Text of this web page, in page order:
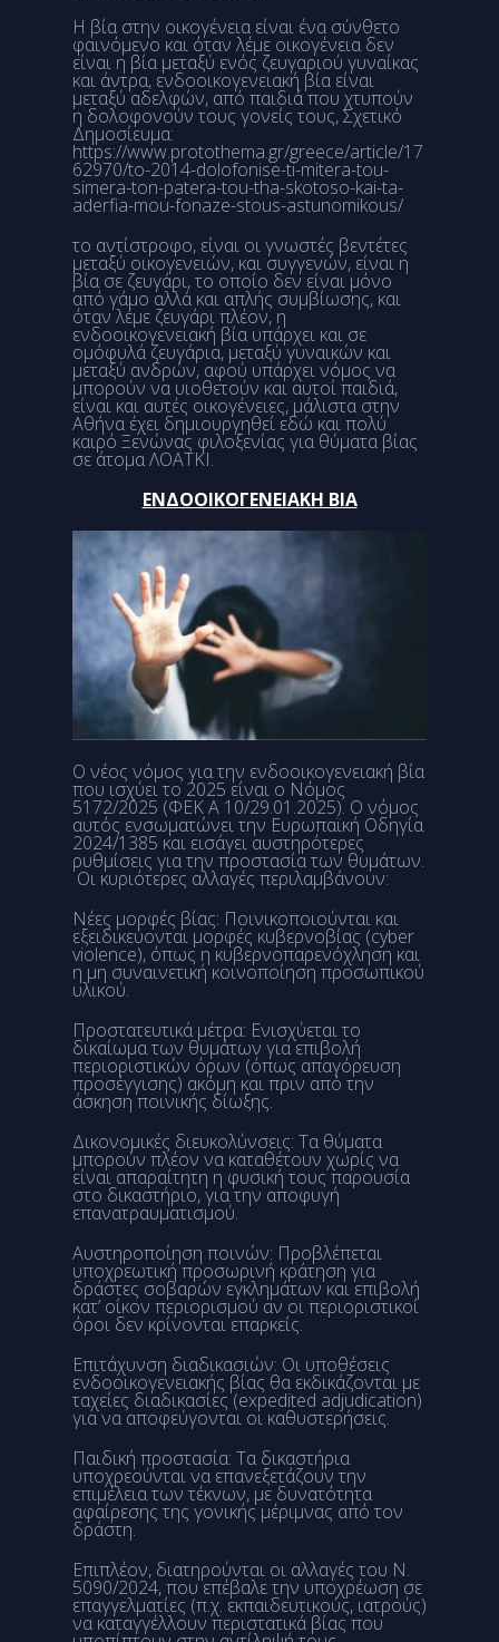
Η βία στην οικογένεια είναι ένα σύνθετο
φαινόμενο και όταν λέμε οικογένεια δεν
είναι η βία μεταξύ ενός ζευγαριού γυναίκας
και άντρα, ενδοοικογενειακή βία είναι
μεταξύ αδελφών, από παιδιά που χτυπούν
η δολοφονούν τους γονείς τους, Σχετικό
Δημοσίευμα:
https://www.protothema.gr/greece/article/17
62970/to-2014-dolofonise-ti-mitera-tou-
simera-ton-patera-tou-tha-skotoso-kai-ta-
aderfia-mou-fonaze-stous-astunomikous/
το αντίστροφο, είναι οι γνωστές βεντέτες
μεταξύ οικογενειών, και συγγενών, είναι η
βία σε ζευγάρι, το οποίο δεν είναι μόνο
από γάμο αλλά και απλής συμβίωσης, και
όταν λέμε ζευγάρι πλέον, η
ενδοοικογενειακή βία υπάρχει και σε
ομόφυλά ζευγάρια, μεταξύ γυναικών και
μεταξύ ανδρών, αφού υπάρχει νόμος να
μπορούν να υιοθετούν και αυτοί παιδιά,
είναι και αυτές οικογένειες, μάλιστα στην
Αθήνα έχει δημιουργηθεί εδώ και πολύ
καιρό Ξενώνας φιλοξενίας για θύματα βίας
σε άτομα ΛΟΑΤΚΙ.
ΕΝΔΟΟΙΚΟΓΕΝΕΙΑΚΗ ΒΙΑ
Ο νέος νόμος για την ενδοοικογενειακή βία
που ισχύει το 2025 είναι ο Νόμος
5172/2025 (ΦΕΚ Α 10/29.01.2025). Ο νόμος
αυτός ενσωματώνει την Ευρωπαϊκή Οδηγία
2024/1385 και εισάγει αυστηρότερες
ρυθμίσεις για την προστασία των θυμάτων.
Οι κυριότερες αλλαγές περιλαμβάνουν:
Νέες μορφές βίας: Ποινικοποιούνται και
εξειδικεύονται μορφές κυβερνοβίας (cyber
violence), όπως η κυβερνοπαρενόχληση και
η μη συναινετική κοινοποίηση προσωπικού
υλικού.
Προστατευτικά μέτρα: Ενισχύεται το
δικαίωμα των θυμάτων για επιβολή
περιοριστικών όρων (όπως απαγόρευση
προσέγγισης) ακόμη και πριν από την
άσκηση ποινικής δίωξης.
Δικονομικές διευκολύνσεις: Τα θύματα
μπορούν πλέον να καταθέτουν χωρίς να
είναι απαραίτητη η φυσική τους παρουσία
στο δικαστήριο, για την αποφυγή
επανατραυματισμού.
Αυστηροποίηση ποινών: Προβλέπεται
υποχρεωτική προσωρινή κράτηση για
δράστες σοβαρών εγκλημάτων και επιβολή
κατ’ οίκον περιορισμού αν οι περιοριστικοί
όροι δεν κρίνονται επαρκείς.
Επιτάχυνση διαδικασιών: Οι υποθέσεις
ενδοοικογενειακής βίας θα εκδικάζονται με
ταχείες διαδικασίες (expedited adjudication)
για να αποφεύγονται οι καθυστερήσεις.
Παιδική προστασία: Τα δικαστήρια
υποχρεούνται να επανεξετάζουν την
επιμέλεια των τέκνων, με δυνατότητα
αφαίρεσης της γονικής μέριμνας από τον
δράστη.
Επιπλέον, διατηρούνται οι αλλαγές του Ν.
5090/2024, που επέβαλε την υποχρέωση σε
επαγγελματίες (π.χ. εκπαιδευτικούς, ιατρούς)
να καταγγέλλουν περιστατικά βίας που